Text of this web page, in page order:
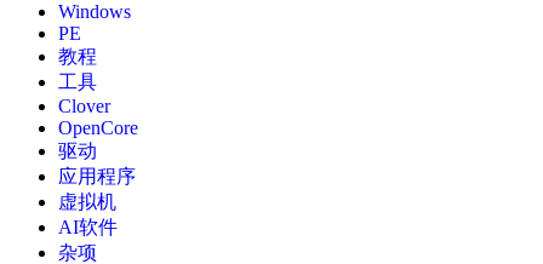
Windows
PE
教程
工具
Clover
OpenCore
驱动
应用程序
虚拟机
AI软件
杂项